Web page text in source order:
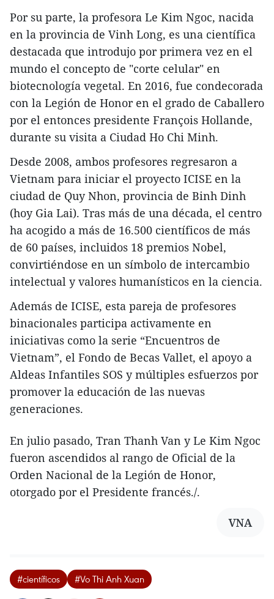
Por su parte, la profesora Le Kim Ngoc, nacida
en la provincia de Vinh Long, es una científica
destacada que introdujo por primera vez en el
mundo el concepto de "corte celular" en
biotecnología vegetal. En 2016, fue condecorada
con la Legión de Honor en el grado de Caballero
por el entonces presidente François Hollande,
durante su visita a Ciudad Ho Chi Minh.
Desde 2008, ambos profesores regresaron a
Vietnam para iniciar el proyecto ICISE en la
ciudad de Quy Nhon, provincia de Binh Dinh
(hoy Gia Lai). Tras más de una década, el centro
ha acogido a más de 16.500 científicos de más
de 60 países, incluidos 18 premios Nobel,
convirtiéndose en un símbolo de intercambio
intelectual y valores humanísticos en la ciencia.
Además de ICISE, esta pareja de profesores
binacionales participa activamente en
iniciativas como la serie “Encuentros de
Vietnam”, el Fondo de Becas Vallet, el apoyo a
Aldeas Infantiles SOS y múltiples esfuerzos por
promover la educación de las nuevas
generaciones.
En julio pasado, Tran Thanh Van y Le Kim Ngoc
fueron ascendidos al rango de Oficial de la
Orden Nacional de la Legión de Honor,
otorgado por el Presidente francés./.
VNA
#científicos #Vo Thi Anh Xuan